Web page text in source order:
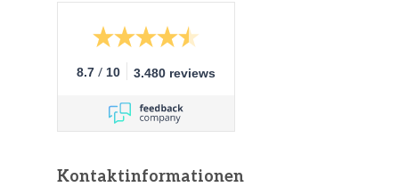
8.7 / 10 3.480 reviews
Kontaktinformationen